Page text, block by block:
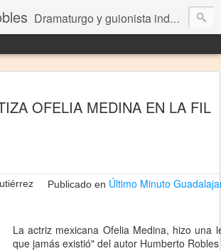
Dramaturgo y guionista independiente
OFELIA MEDINA EN LA FIL
Publicado en Último Minuto
La actriz mexicana Ofelia Medina, hizo una
que jamás existió" del autor Humberto